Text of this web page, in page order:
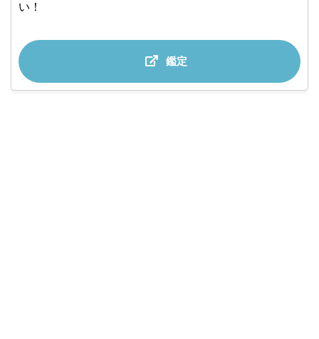
い！
鑑定